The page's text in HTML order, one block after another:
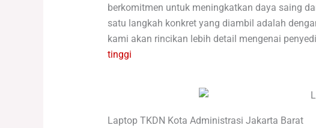
berkomitmen untuk meningkatkan daya saing
satu langkah konkret yang diambil adalah
kami akan rincikan lebih detail mengenai
tinggi
Laptop TKDN Kota Administrasi Jakarta Barat